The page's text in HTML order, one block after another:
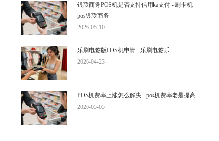
银联商务POS机是否支持信用ka支付 - 刷卡机
pos银联商务
2026-05-10
乐刷电签版POS机申请 - 乐刷电签乐
2026-04-23
POS机费率上涨怎么解决 - pos机费率老是提高
2026-05-05